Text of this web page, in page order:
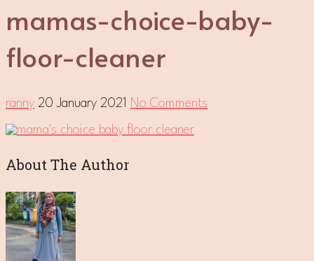
mamas-choice-baby-
floor-cleaner
ranny 20 January 2021 No Comments
About The Author